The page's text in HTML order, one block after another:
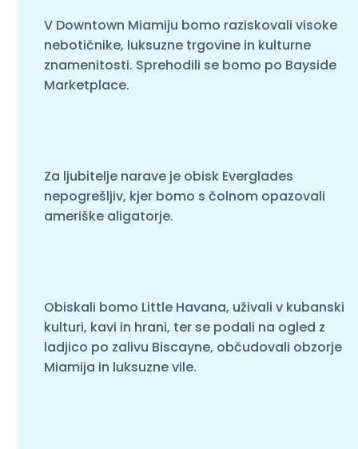
V Downtown Miamiju bomo raziskovali visoke
nebotičnike, luksuzne trgovine in kulturne
znamenitosti. Sprehodili se bomo po Bayside
Marketplace.
Za ljubitelje narave je obisk Everglades
nepogrešljiv, kjer bomo s čolnom opazovali
ameriške aligatorje.
Obiskali bomo Little Havana, uživali v kubanski
kulturi, kavi in hrani, ter se podali na ogled z
ladjico po zalivu Biscayne, občudovali obzorje
Miamija in luksuzne vile.